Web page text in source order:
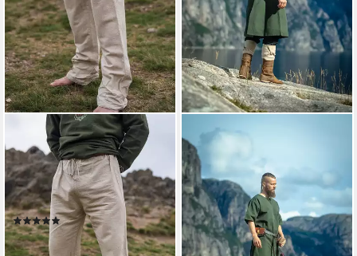
LEONARDO CARBONE
Wikinger-Kostüm Leinenhose
"Asmund" mit Kordelzug,
hochwertiges Leinen,
sichtbare Nähte
(1)
47,99 €
lieferbar - in 2-3 Werktagen bei dir
LEONARDO CARBONE
Wikinger-Kostüm Tunika
"Asgrim" mit V-Ausschnitt,
leichte Baumwolle, knielang
39,99 €
lieferbar - in 2-3 Werktagen bei dir